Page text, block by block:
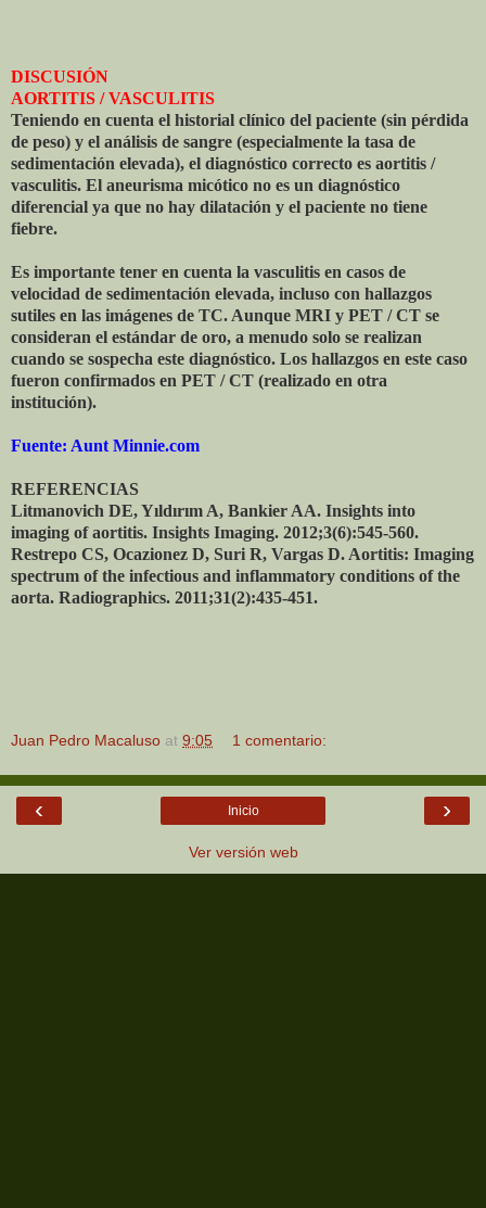
DISCUSIÓN
AORTITIS / VASCULITIS
Teniendo en cuenta el historial clínico del paciente (sin pérdida
de peso) y el análisis de sangre (especialmente la tasa de
sedimentación elevada), el diagnóstico correcto es aortitis /
vasculitis. El aneurisma micótico no es un diagnóstico
diferencial ya que no hay dilatación y el paciente no tiene
fiebre.
Es importante tener en cuenta la vasculitis en casos de
velocidad de sedimentación elevada, incluso con hallazgos
sutiles en las imágenes de TC. Aunque MRI y PET / CT se
consideran el estándar de oro, a menudo solo se realizan
cuando se sospecha este diagnóstico. Los hallazgos en este caso
fueron confirmados en PET / CT (realizado en otra
institución).
Fuente: Aunt Minnie.com
REFERENCIAS
Litmanovich DE, Yıldırım A, Bankier AA. Insights into
imaging of aortitis. Insights Imaging. 2012;3(6):545-560.
Restrepo CS, Ocazionez D, Suri R, Vargas D. Aortitis: Imaging
spectrum of the infectious and inflammatory conditions of the
aorta. Radiographics. 2011;31(2):435-451.
Juan Pedro Macaluso at 9:05 1 comentario:
‹ ›
Inicio
Ver versión web